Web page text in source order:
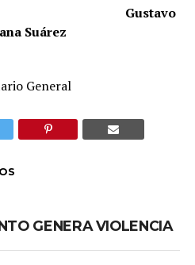
Gustavo
Suárez
General
GENERA VIOLENCIA